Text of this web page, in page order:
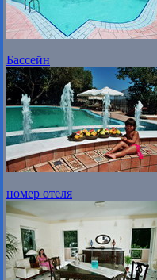
Бассейн
номер отеля